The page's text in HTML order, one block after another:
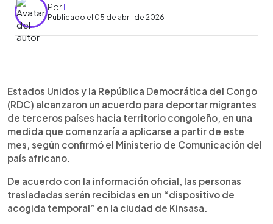
PorEFE
Publicado el 05 de abril de 2026
Escuchar artículo
Estados Unidos y la República Democrática del
Congo acordaron deportar migrantes de terceros
países hacia territorio africano a partir de abril.
Según las autoridades, los traslados se realizarán
bajo un sistema temporal en Kinsasa y cada caso
será evaluado de forma individual. El Gobierno
y condiciones de estancia, mientras que Estados
Unidos asumirá la logística y los costos. Este
acuerdo forma parte de una estrategia más
amplia de deportaciones hacia terceros países.
Estados Unidos y la República Democrática del Congo
(RDC) alcanzaron un acuerdo para deportar migrantes
de terceros países hacia territorio congoleño, en una
medida que comenzaría a aplicarse a partir de este
mes, según confirmó el Ministerio de Comunicación del
país africano.
De acuerdo con la información oficial, las personas
trasladadas serán recibidas en un “dispositivo de
acogida temporal” en la ciudad de Kinsasa.